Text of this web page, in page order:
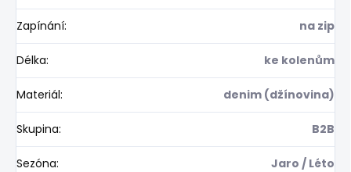
Zapínání: na zip
Délka: ke kolenům
Materiál: denim (džínovina)
Skupina: B2B
Sezóna: Jaro / Léto